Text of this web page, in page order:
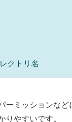
クトリ名
ーミッションなど
りやすいです。